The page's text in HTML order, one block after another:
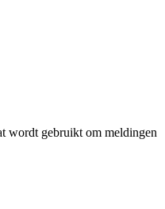
wordt gebruikt om meldingen